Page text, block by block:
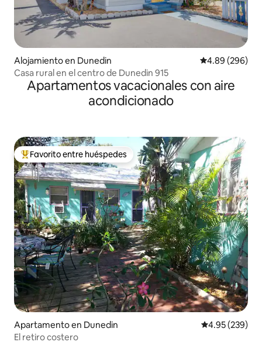
Alojamiento en Dunedin Calificación
4.89 (296)
Casa rural en el centro de Dunedin 915
Apartamentos vacacionales con aire
acondicionado
Favorito entre huéspedes preferido
Favorito entre huéspedes
Apartamento en Dunedin Calificación
4.95 (239)
El retiro costero